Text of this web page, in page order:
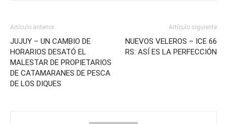
Artículo anterior
JUJUY – UN CAMBIO DE
HORARIOS DESATÓ EL
MALESTAR DE PROPIETARIOS
DE CATAMARANES DE PESCA
DE LOS DIQUES
Artículo siguiente
NUEVOS VELEROS – ICE 66
RS: ASÍ ES LA PERFECCIÓN